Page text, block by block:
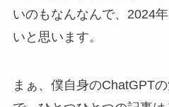
いのもなんなんで、2024
いと思います。
まぁ、僕自身のChatGPT